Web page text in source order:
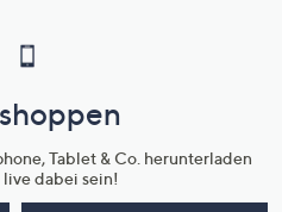
Tablet & Co. herunterladen
dabei sein!